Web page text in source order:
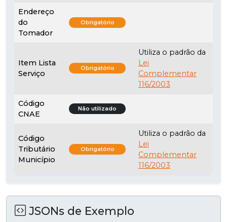
Endereço
do
Tomador
Obrigatório
Item Lista
Serviço
Obrigatório
Utiliza o padrão da
Lei
Complementar
116/2003
Código
CNAE
Não utilizado
Código
Tributário
Município
Obrigatório
Utiliza o padrão da
Lei
Complementar
116/2003
JSONs de Exemplo